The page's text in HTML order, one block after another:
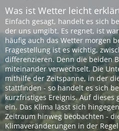
Was ist Wetter leicht
Einfach gesagt, handelt es sich
der uns umgibt. Es regnet, ist
häufig auch das Wetter morgen
Fragestellung ist es wichtig,
differenzieren. Denn die beiden
miteinander verwechselt. Die
mithilfe der Zeitspanne, in der
stattfinden - so handelt es sich
kurzfristiges Ereignis. Auf
ein. Das Klima lässt sich
Zeitraum hinweg beobachten -
Klimaveränderungen in der